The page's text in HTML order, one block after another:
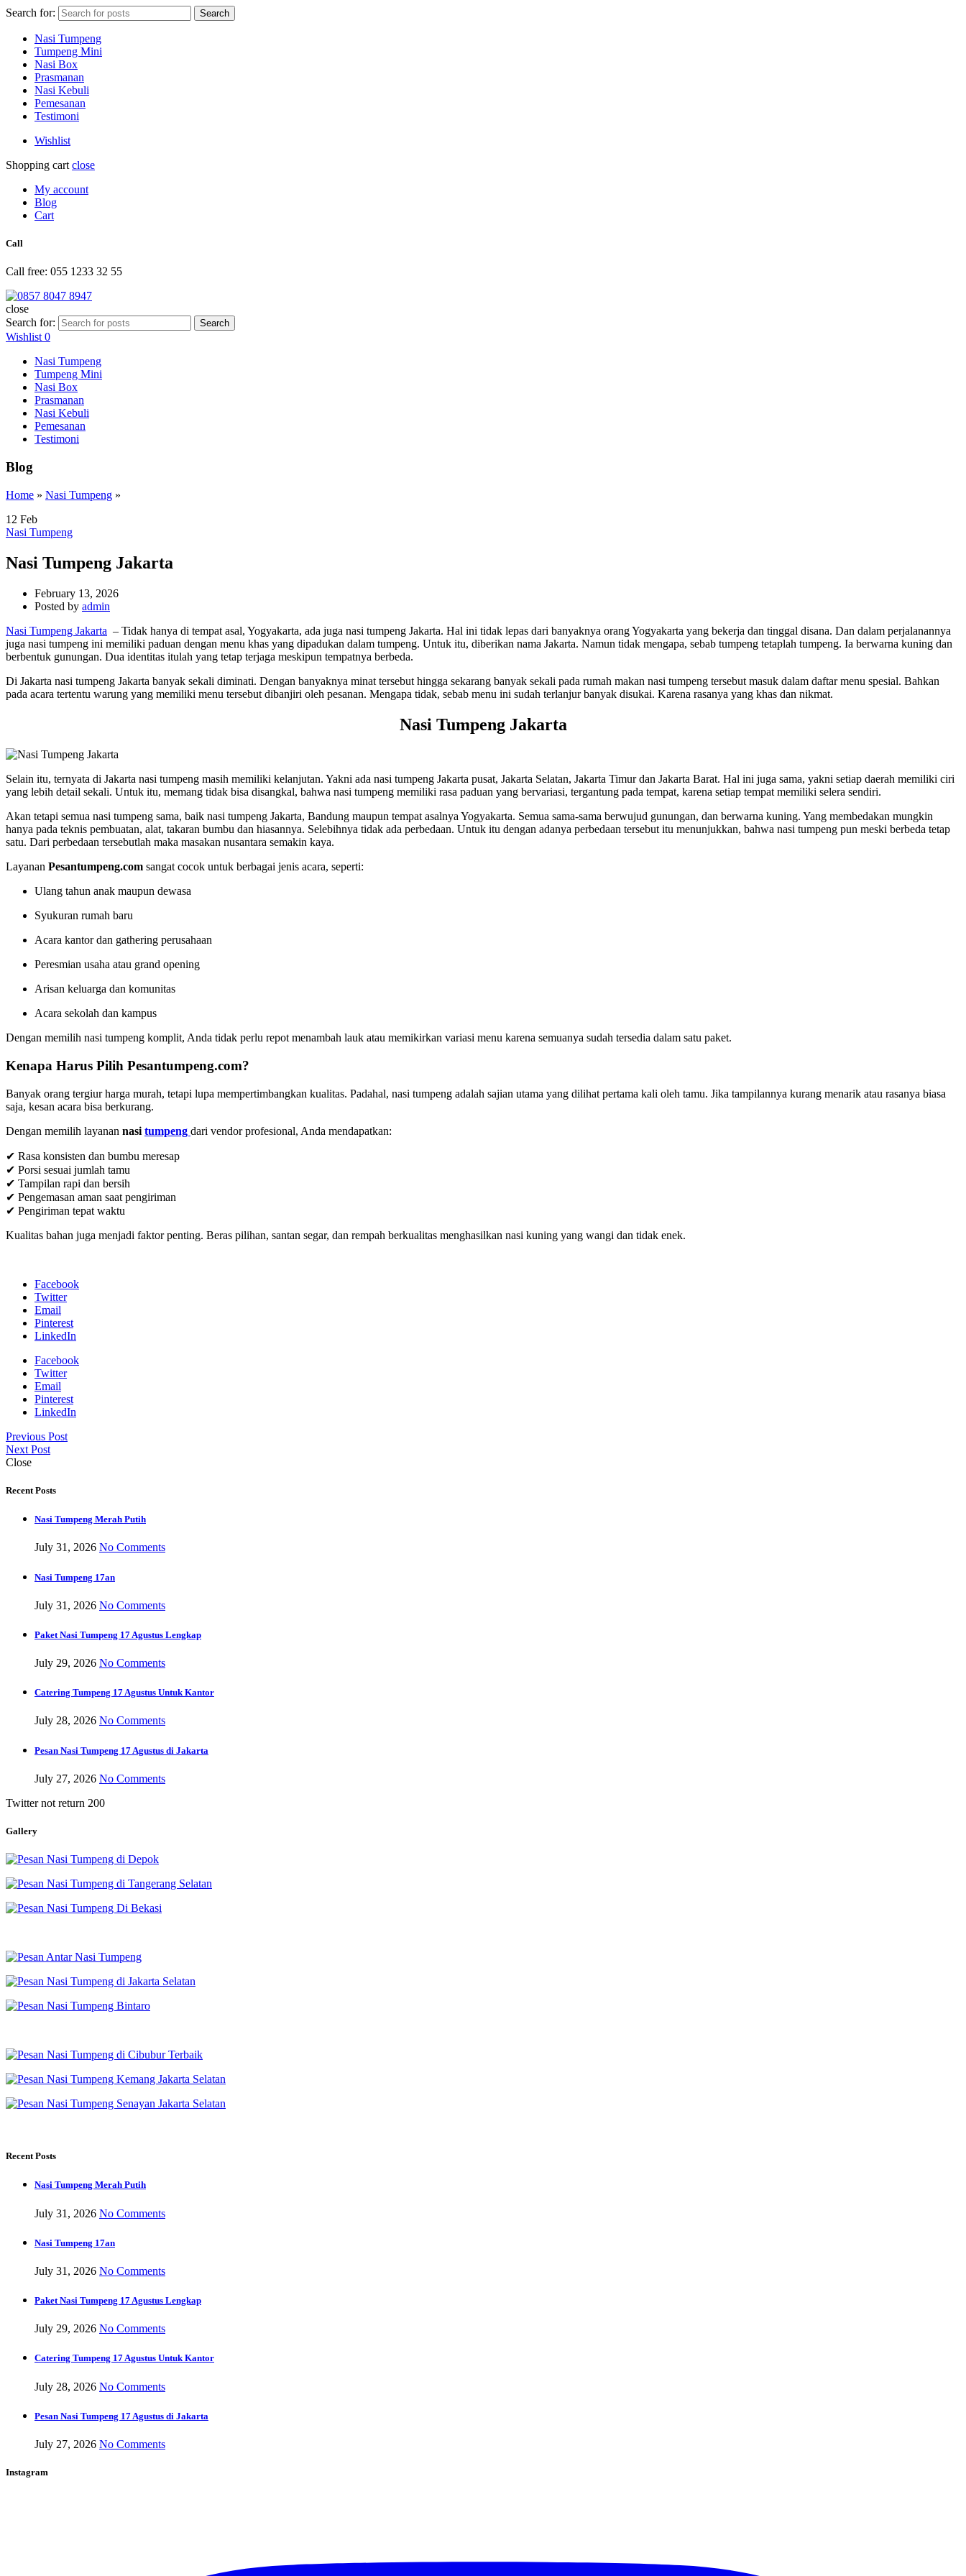
Search for: Search
Nasi Tumpeng
Tumpeng Mini
Nasi Box
Prasmanan
Nasi Kebuli
Pemesanan
Testimoni
Wishlist
Shopping cart close
My account
Blog
Cart
Call
Call free: 055 1233 32 55
close
Search for:
Search
Wishlist 0
Nasi Tumpeng
Tumpeng Mini
Nasi Box
Prasmanan
Nasi Kebuli
Pemesanan
Testimoni
Blog
Home » Nasi Tumpeng »
12 Feb
Nasi Tumpeng
Nasi Tumpeng Jakarta
February 13, 2026
Posted by admin
Nasi Tumpeng Jakarta – Tidak hanya di tempat asal, Yogyakarta, ada juga nasi tumpeng Jakarta. Hal ini tidak lepas dari banyaknya orang Yogyakarta yang bekerja dan tinggal disana. Dan dalam perjalanannya
juga nasi tumpeng ini memiliki paduan dengan menu khas yang dipadukan dalam tumpeng. Untuk itu, diberikan nama Jakarta. Namun tidak mengapa, sebab tumpeng tetaplah tumpeng. Ia berwarna kuning dan
berbentuk gunungan. Dua identitas itulah yang tetap terjaga meskipun tempatnya berbeda.
Di Jakarta nasi tumpeng Jakarta banyak sekali diminati. Dengan banyaknya minat tersebut hingga sekarang banyak sekali pada rumah makan nasi tumpeng tersebut masuk dalam daftar menu spesial. Bahkan
pada acara tertentu warung yang memiliki menu tersebut dibanjiri oleh pesanan. Mengapa tidak, sebab menu ini sudah terlanjur banyak disukai. Karena rasanya yang khas dan nikmat.
Nasi Tumpeng Jakarta
Selain itu, ternyata di Jakarta nasi tumpeng masih memiliki kelanjutan. Yakni ada nasi tumpeng Jakarta pusat, Jakarta Selatan, Jakarta Timur dan Jakarta Barat. Hal ini juga sama, yakni setiap daerah memiliki ciri
yang lebih detail sekali. Untuk itu, memang tidak bisa disangkal, bahwa nasi tumpeng memiliki rasa paduan yang bervariasi, tergantung pada tempat, karena setiap tempat memiliki selera sendiri.
Akan tetapi semua nasi tumpeng sama, baik nasi tumpeng Jakarta, Bandung maupun tempat asalnya Yogyakarta. Semua sama-sama berwujud gunungan, dan berwarna kuning. Yang membedakan mungkin
hanya pada teknis pembuatan, alat, takaran bumbu dan hiasannya. Selebihnya tidak ada perbedaan. Untuk itu dengan adanya perbedaan tersebut itu menunjukkan, bahwa nasi tumpeng pun meski berbeda tetap
satu. Dari perbedaan tersebutlah maka masakan nusantara semakin kaya.
Layanan Pesantumpeng.com sangat cocok untuk berbagai jenis acara, seperti:
Ulang tahun anak maupun dewasa
Syukuran rumah baru
Acara kantor dan gathering perusahaan
Peresmian usaha atau grand opening
Arisan keluarga dan komunitas
Acara sekolah dan kampus
Dengan memilih nasi tumpeng komplit, Anda tidak perlu repot menambah lauk atau memikirkan variasi menu karena semuanya sudah tersedia dalam satu paket.
Kenapa Harus Pilih Pesantumpeng.com?
Banyak orang tergiur harga murah, tetapi lupa mempertimbangkan kualitas. Padahal, nasi tumpeng adalah sajian utama yang dilihat pertama kali oleh tamu. Jika tampilannya kurang menarik atau rasanya biasa
saja, kesan acara bisa berkurang.
Dengan memilih layanan nasi tumpeng dari vendor profesional, Anda mendapatkan:
✔ Rasa konsisten dan bumbu meresap
✔ Porsi sesuai jumlah tamu
✔ Tampilan rapi dan bersih
✔ Pengemasan aman saat pengiriman
✔ Pengiriman tepat waktu
Kualitas bahan juga menjadi faktor penting. Beras pilihan, santan segar, dan rempah berkualitas menghasilkan nasi kuning yang wangi dan tidak enek.
Facebook
Twitter
Email
Pinterest
LinkedIn
Facebook
Twitter
Email
Pinterest
LinkedIn
Previous Post
Next Post
Close
Recent Posts
Nasi Tumpeng Merah Putih
July 31, 2026 No Comments
Nasi Tumpeng 17an
July 31, 2026 No Comments
Paket Nasi Tumpeng 17 Agustus Lengkap
July 29, 2026 No Comments
Catering Tumpeng 17 Agustus Untuk Kantor
July 28, 2026 No Comments
Pesan Nasi Tumpeng 17 Agustus di Jakarta
July 27, 2026 No Comments
Twitter not return 200
Gallery
Recent Posts
Nasi Tumpeng Merah Putih
July 31, 2026 No Comments
Nasi Tumpeng 17an
July 31, 2026 No Comments
Paket Nasi Tumpeng 17 Agustus Lengkap
July 29, 2026 No Comments
Catering Tumpeng 17 Agustus Untuk Kantor
July 28, 2026 No Comments
Pesan Nasi Tumpeng 17 Agustus di Jakarta
July 27, 2026 No Comments
Instagram